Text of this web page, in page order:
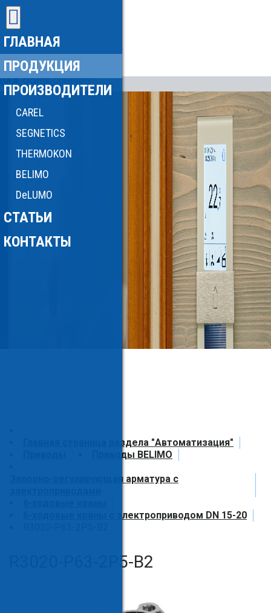
ГЛАВНАЯ
ПРОДУКЦИЯ
ПРОИЗВОДИТЕЛИ
CAREL
SEGNETICS
THERMOKON
BELIMO
DeLUMO
СТАТЬИ
КОНТАКТЫ
Главная страница раздела "Автоматизация"
Приводы BELIMO
Запорно-регулирующая арматура с
6-ходовые краны с электроприводом DN 15-20
R3020-P63-2P5-B2